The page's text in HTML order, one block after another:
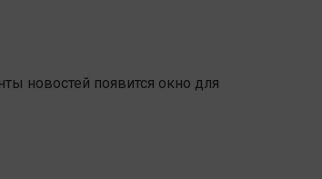
новостей появится окно для